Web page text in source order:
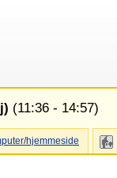
(11:36 - 14:57)
hjemmeside